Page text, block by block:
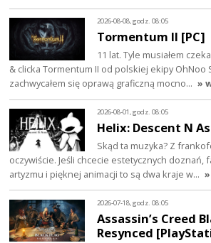
2026-08-08, godz. 08:05
Tormentum II [PC]
11 lat. Tyle musiałem
& clicka Tormentum II od polskiej ekipy OhNoo
zachwycałem się oprawą graficzną mocno… »
2026-08-01, godz. 08:05
Helix: Descent N
Skąd ta muzyka? Z
oczywiście. Jeśli chcecie estetycznych doznań,
artyzmu i pięknej animacji to są dwa kraje w…
2026-07-18, godz. 08:05
Assassin’s Creed
Resynced